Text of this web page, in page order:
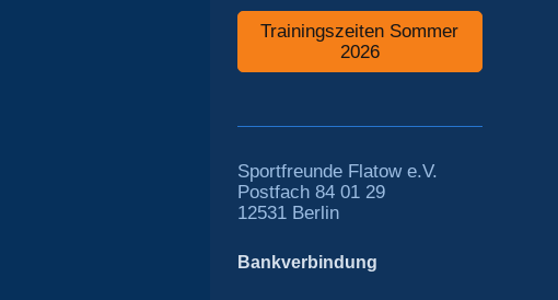
Trainingszeiten Sommer
2026
Sportfreunde Flatow e.V.
Postfach 84 01 29
12531 Berlin
Bankverbindung